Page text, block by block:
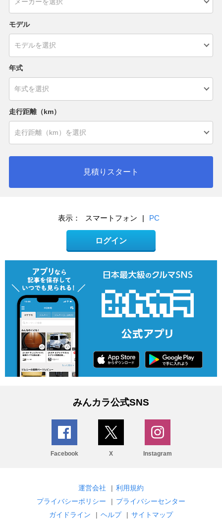
モデル
年式
走行距離（km）
見積りスタート
表示： スマートフォン | PC
ログイン
みんカラ公式SNS
Facebook X Instagram
運営会社 | 利用規約
プライバシーポリシー
| プライバシーセンター
ガイドライン
| ヘルプ | サイトマップ